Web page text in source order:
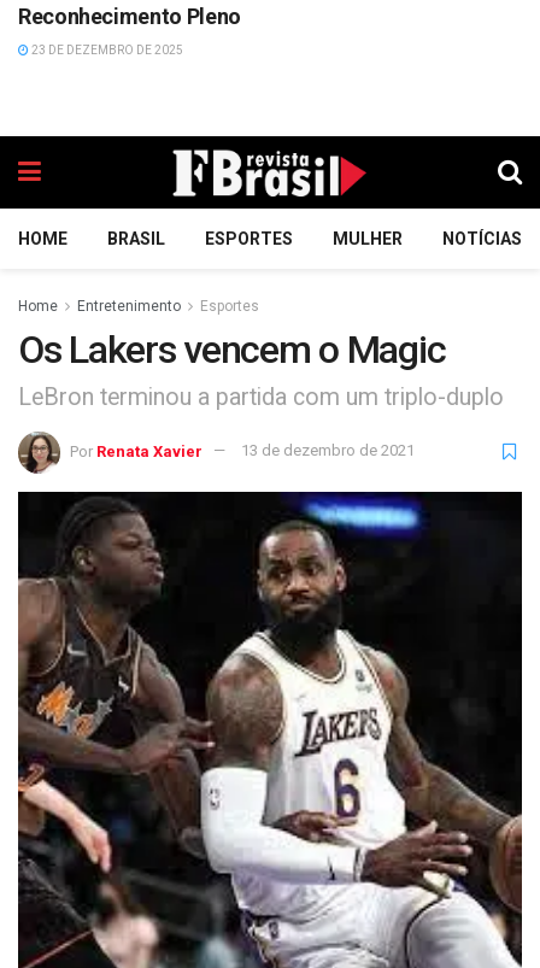
Reconhecimento Pleno
23 DE DEZEMBRO DE 2025
HOME BRASIL ESPORTES MULHER NOTÍCIAS
Home Entretenimento Esportes
Os Lakers vencem o Magic
LeBron terminou a partida com um triplo-duplo
Por Renata Xavier 13 de dezembro de 2021